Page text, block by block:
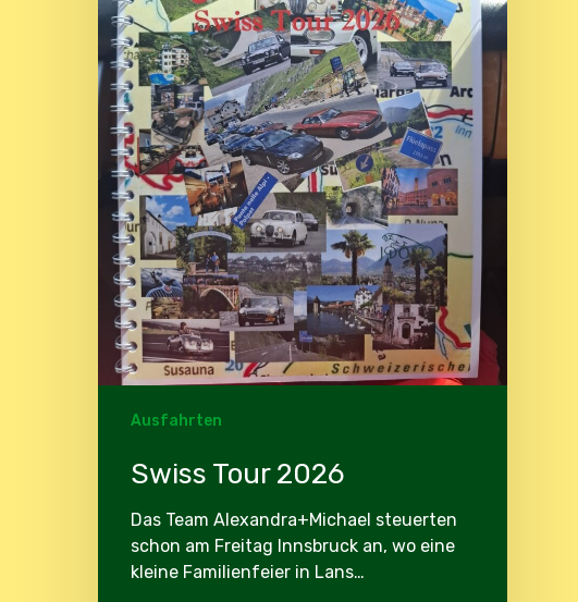
Ausfahrten
Swiss Tour 2026
Das Team Alexandra+Michael steuerten
schon am Freitag Innsbruck an, wo eine
kleine Familienfeier in Lans…